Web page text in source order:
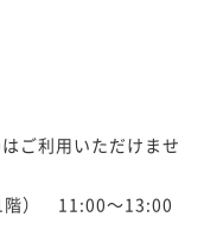
ご利用いただけませ
階）　11:00～13:00